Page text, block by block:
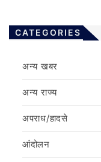
CATEGORIES
अन्य खबर
अन्य राज्य
अपराध/हादसे
आंदोलन